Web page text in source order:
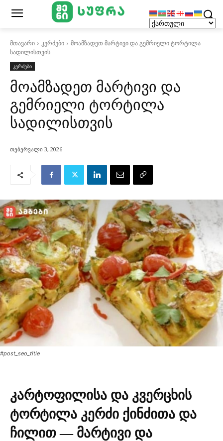
მთავარი კერძები
მოამზადეთ მარტივი და გემრიელი ტორტილა
სადილისთვის
კერძები
მოამზადეთ მარტივი და
გემრიელი ტორტილა
სადილისთვის
თებერვალი 3, 2026
#post_seo_title
კარტოფილისა და კვერცხის
ტორტილა კერძი ქინძითა და
ჩილით — მარტივი და